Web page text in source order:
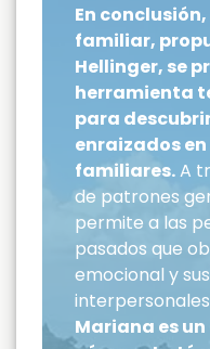
En
familiar,
Hellinger, se
herramienta
para
enraizados
familiares.A
de patrones
permite a las
pasados que
emocional y
Mariana es